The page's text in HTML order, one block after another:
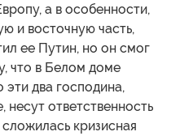
а в особенности,
и восточную часть,
ее Путин, но он смог
что в Белом доме
два господина,
несут ответственность
кризисная